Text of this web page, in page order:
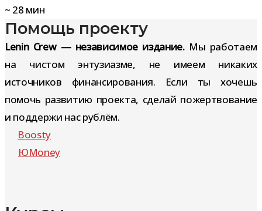
~ 28 мин
Помощь проекту
Lenin Crew — независимое издание.Мы работаем
на чистом энтузиазме, не имеем никаких
источников финансирования. Если ты хочешь
помочь развитию проекта, сделай пожертвование
и поддержи нас рублём.
Boosty
ЮMoney